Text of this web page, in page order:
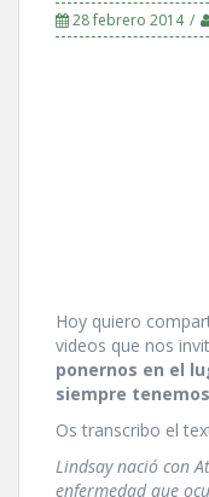
28 febrero 2014
Hoy quiero
videos que nos
ponernos en el
siempre
Os transcribo el
Lindsay nació con
enfermedad que